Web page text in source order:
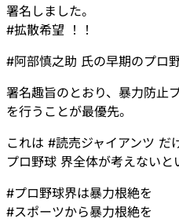
署名しました。
#拡散希望 ！！
#阿部慎之助 氏の早期のプロ
署名趣旨のとおり、暴力防止
を行うことが最優先。
これは #読売ジャイアンツ だ
プロ野球 界全体が考えないと
#プロ野球界は暴力根絶を
#スポーツから暴力根絶を